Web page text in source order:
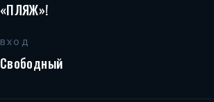
«ПЛЯЖ»!
ВХОД
Свободный